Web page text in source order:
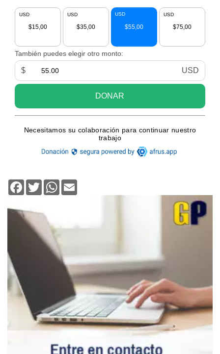
Facebook
TwitterWhatsApp